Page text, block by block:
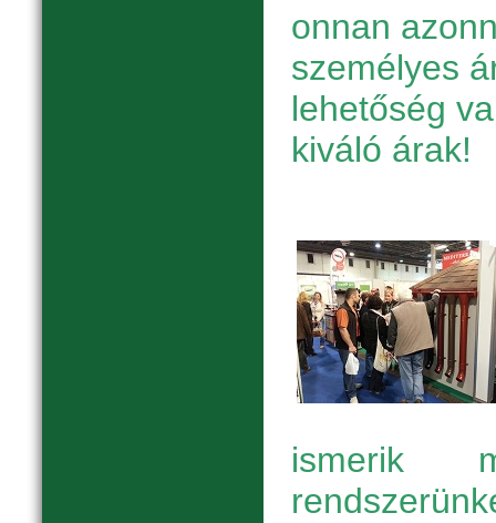
onnan
személyes
lehetőség
kiváló árak!
ismerik